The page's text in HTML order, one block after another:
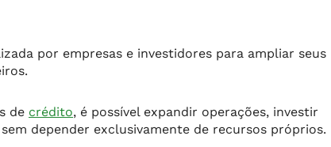
por empresas e investidores para ampliar seus
de crédito, é possível expandir operações, investir
depender exclusivamente de recursos próprios.